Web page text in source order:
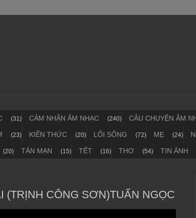
(31) CẢM NHẬN ÂM NHẠC (240) CÂU CHUYỆN ÂM
(23) KIẾN THỨC (20) LỐI SỐNG (72) MẸ (24)
(20) TẢN MẠN (15) TẾT (16) THƠ (54) TIN ẢNH
(TRỊNH CÔNG SƠN)TUẤN NGỌC